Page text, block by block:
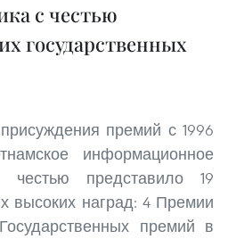
с честью
государственных
премий с 1996
информационное
представило 19
высоких наград: 4 Премии
премий в